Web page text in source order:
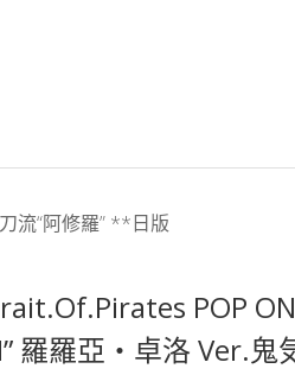
流“阿修羅” **日版
POP
羅羅亞・卓洛 Ver.鬼